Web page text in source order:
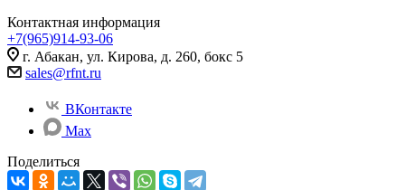
Контактная информация
+7(965)914-93-06
г. Абакан, ул. Кирова, д. 260, бокс 5
sales@rfnt.ru
ВКонтакте
Max
Поделиться